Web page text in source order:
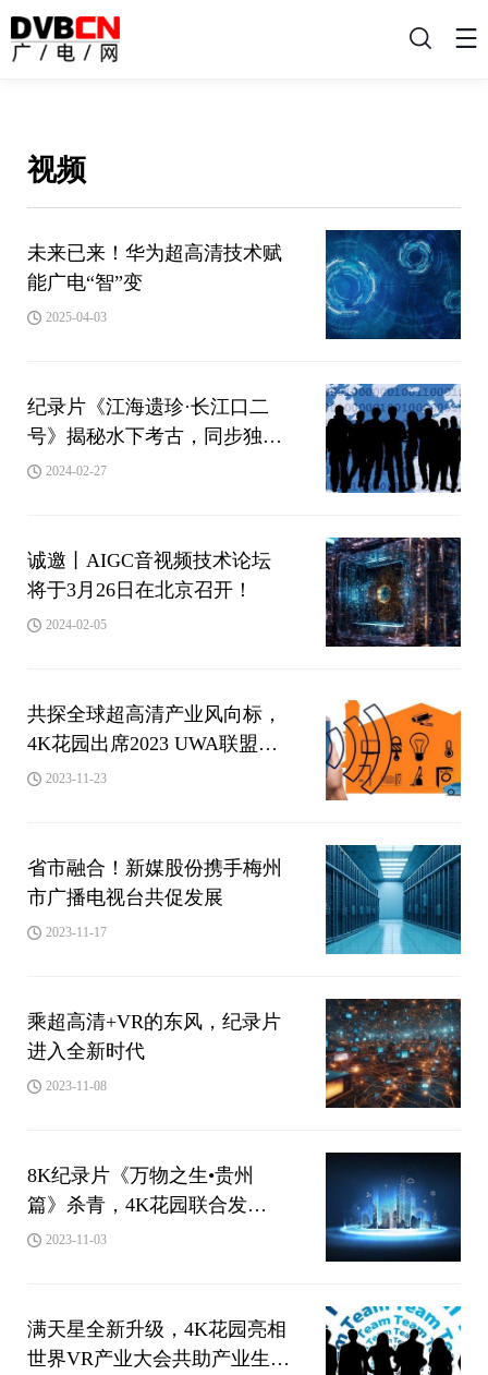
搜
视频
未来已来！华为超高清技术赋
能广电“智”变
2025-04-03
纪录片《江海遗珍·长江口二
号》揭秘水下考古，同步独家
登陆百视通大屏
2024-02-27
诚邀丨AIGC音视频技术论坛
将于3月26日在北京召开！
2024-02-05
共探全球超高清产业风向标，
4K花园出席2023 UWA联盟会
员大会
2023-11-23
省市融合！新媒股份携手梅州
市广播电视台共促发展
2023-11-17
乘超高清+VR的东风，纪录片
进入全新时代
2023-11-08
8K纪录片《万物之生•贵州
篇》杀青，4K花园联合发
布“超高清自然影像合作计划”
2023-11-03
满天星全新升级，4K花园亮相
世界VR产业大会共助产业生态